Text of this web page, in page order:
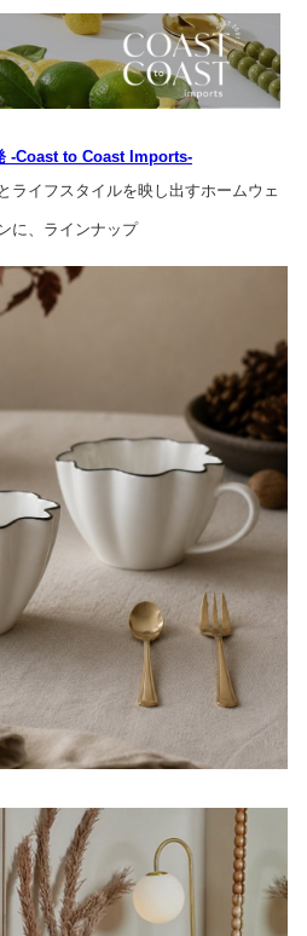
-Coast to Coast Imports-
ライフスタイルを映し出すホームウェ
に、ラインナップ